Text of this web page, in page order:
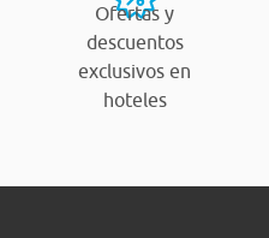
Ofertas y
descuentos
exclusivos en
hoteles